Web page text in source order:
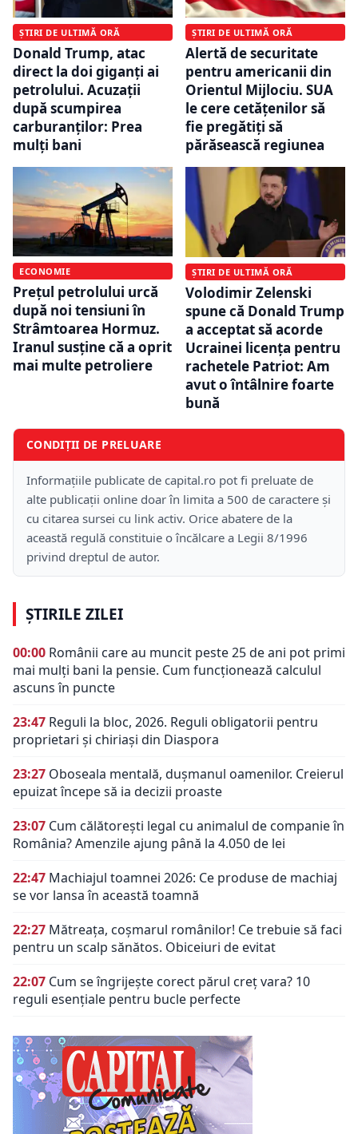
ȘTIRI DE ULTIMĂ ORĂ
Donald Trump, atac
direct la doi giganți ai
petrolului. Acuzații
după scumpirea
carburanților: Prea
mulți bani
ȘTIRI DE ULTIMĂ ORĂ
Alertă de securitate
pentru americanii din
Orientul Mijlociu. SUA
le cere cetățenilor să
fie pregătiți să
părăsească regiunea
ECONOMIE
Prețul petrolului urcă
după noi tensiuni în
Strâmtoarea Hormuz.
Iranul susține că a oprit
mai multe petroliere
ȘTIRI DE ULTIMĂ ORĂ
Volodimir Zelenski
spune că Donald Trump
a acceptat să acorde
Ucrainei licenţa pentru
rachetele Patriot: Am
avut o întâlnire foarte
bună
CONDIȚII DE PRELUARE
Informațiile publicate de capital.ro pot fi preluate de
alte publicații online doar în limita a 500 de caractere și
cu citarea sursei cu link activ. Orice abatere de la
această regulă constituie o încălcare a Legii 8/1996
privind dreptul de autor.
ȘTIRILE ZILEI
00:00 Românii care au muncit peste 25 de ani pot primi
mai mulți bani la pensie. Cum funcționează calculul
ascuns în puncte
23:47 Reguli la bloc, 2026. Reguli obligatorii pentru
proprietari și chiriași din Diaspora
23:27 Oboseala mentală, dușmanul oamenilor. Creierul
epuizat începe să ia decizii proaste
23:07 Cum călătorești legal cu animalul de companie în
România? Amenzile ajung până la 4.050 de lei
22:47 Machiajul toamnei 2026: Ce produse de machiaj
se vor lansa în această toamnă
22:27 Mătreața, coșmarul românilor! Ce trebuie să faci
pentru un scalp sănătos. Obiceiuri de evitat
22:07 Cum se îngrijește corect părul creț vara? 10
reguli esențiale pentru bucle perfecte